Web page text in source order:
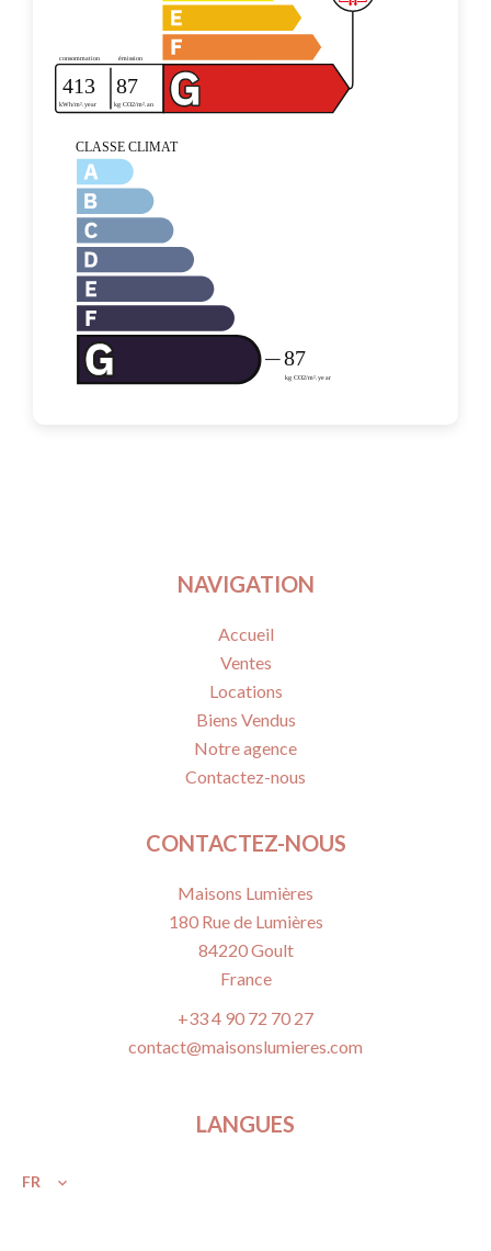
NAVIGATION
Accueil
Ventes
Locations
Biens Vendus
Notre agence
Contactez-nous
CONTACTEZ-NOUS
Maisons Lumières
180 Rue de Lumières
84220Goult
France
+33 4 90 72 70 27
contact@maisonslumieres.com
LANGUES
FR